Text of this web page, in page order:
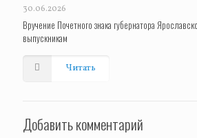
30.06.2026
Вручение Почетного знака губернатора
выпускникам
Читать
Добавить комментарий